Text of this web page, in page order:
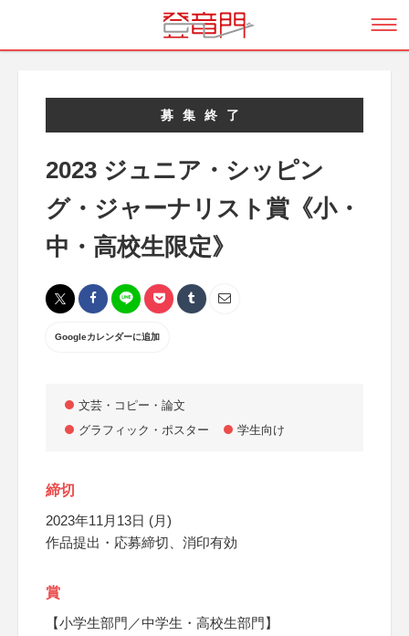
募集終了
2023 ジュニア・シッピン
グ・ジャーナリスト賞《小・
中・高校生限定》
Googleカレンダーに追加
文芸・コピー・論文
グラフィック・ポスター
学生向け
締切
2023年11月13日 (月)
作品提出・応募締切、消印有効
賞
【小学生部門／中学生・高校生部門】